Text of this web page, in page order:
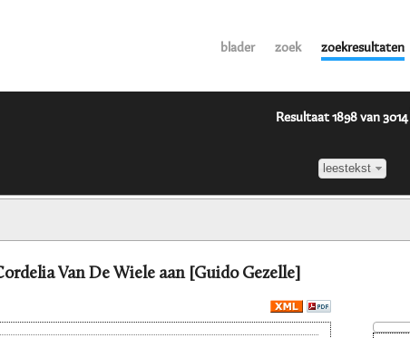
blader zoek zoekresultaten
Resultaat 1898 van 3014
leestekst
Van De Wiele aan [Guido Gezelle]